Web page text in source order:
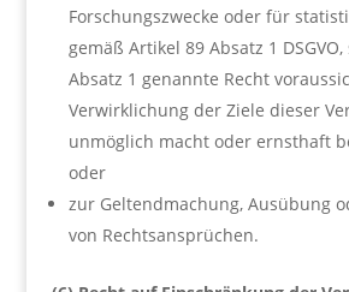
Forschungszwecke oder für
gemäß Artikel 89 Absatz 1
Absatz 1 genannte Recht
Verwirklichung der Ziele dieser
unmöglich macht oder ernsthaft
oder
zur Geltendmachung, Ausübung
von Rechtsansprüchen.